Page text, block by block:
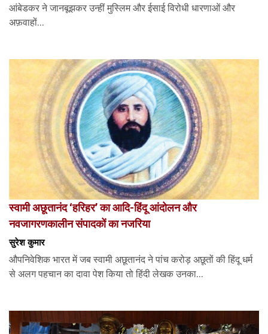
आंबेडकर ने जानबूझकर उन्हीं मुस्लिम और ईसाई विरोधी धारणाओं और
अफ़वाहों...
स्वामी अछूतानंद ‘हरिहर’ का आदि-हिंदू आंदोलन और
नवजागरणकालीन संपादकों का नजरिया
सुरेश कुमार
औपनिवेशिक भारत में जब स्वामी अछूतानंद ने पांच करोड़ अछूतों की हिंदू धर्म
से अलग पहचान का दावा पेश किया तो हिंदी लेखक उनका...